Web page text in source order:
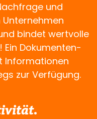
und
bindet wertvolle
Ein Dokumenten-
Informationen
zur Verfügung.